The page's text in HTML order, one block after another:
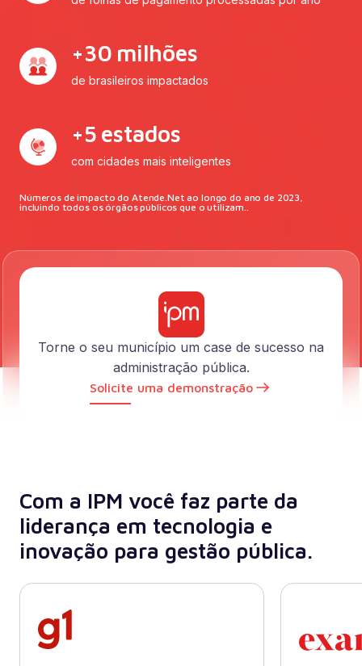
+30 milhões
de brasileiros impactados
+5 estados
com cidades mais inteligentes
Números de impacto do Atende.Net ao longo do ano de 2023,
incluindo todos os órgãos públicos que o utilizam..
Torne o seu município um case de sucesso na
administração pública.
Solicite uma demonstração
Com a IPM você faz parte da
liderança em tecnologia e
inovação para gestão pública.